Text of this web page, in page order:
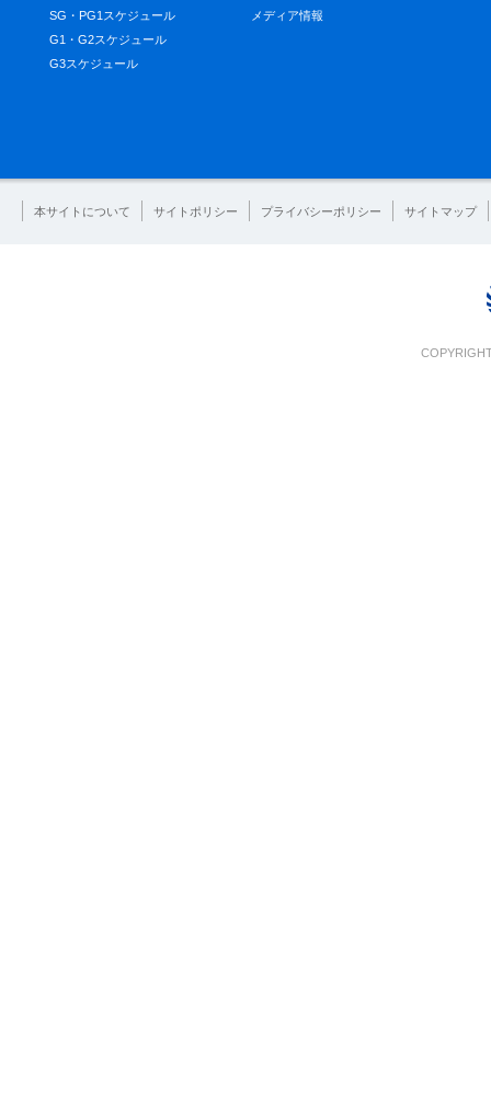
SG・PG1スケジュール
G1・G2スケジュール
G3スケジュール
メディア情報
本サイトについて サイトポリシー プライバシーポリシー サイトマップ